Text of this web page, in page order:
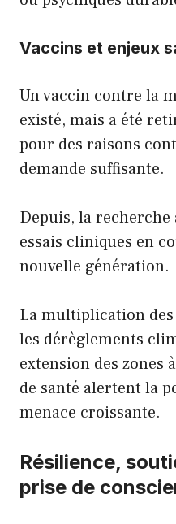
Vaccins et enjeux
Un vaccin contre la
existé, mais a été
pour des raisons
demande suffisante.
Depuis, la
essais cliniques en
nouvelle génération.
La multiplication
les dérèglements
extension des zones
de santé alertent la
menace croissante.
Résilience,
prise de